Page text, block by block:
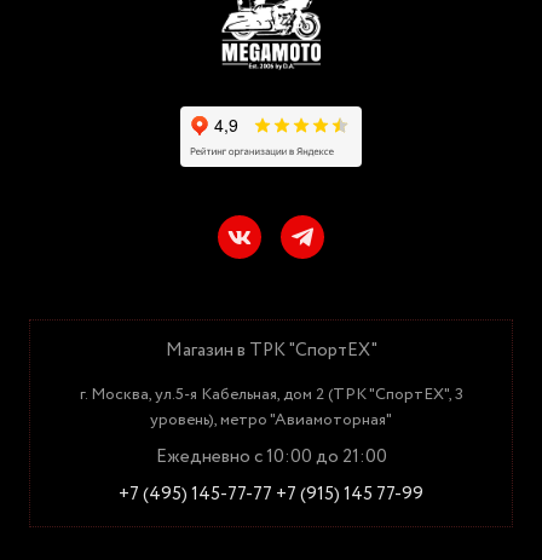
Магазин в ТРК "СпортЕХ"
г. Москва, ул.5-я Кабельная, дом 2 (ТРК "СпортЕХ", 3
уровень), метро "Авиамоторная"
Ежедневно с 10:00 до 21:00
+7 (495) 145-77-77 +7 (915) 145 77-99